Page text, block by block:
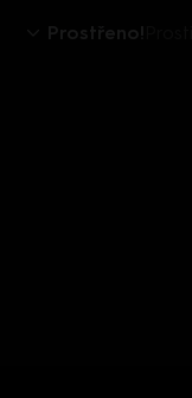
Prostřeno!